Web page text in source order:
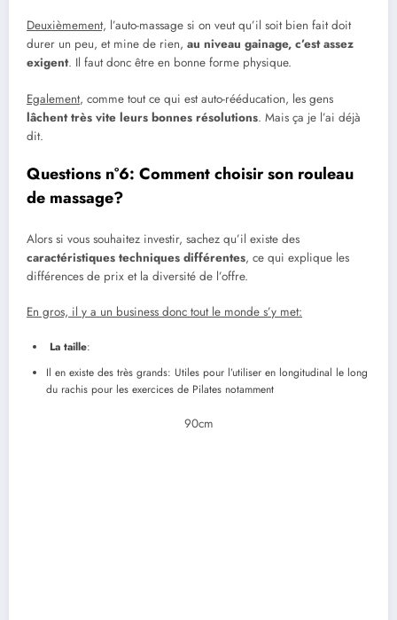
Deuxièmement, l’auto-massage si on veut qu’il soit bien fait doit
durer un peu, et mine de rien, au niveau gainage, c’est assez
exigent. Il faut donc être en bonne forme physique.
Egalement, comme tout ce qui est auto-rééducation, les gens
lâchent très vite leurs bonnes résolutions. Mais ça je l’ai déjà
dit.
Questions n°6: Comment choisir son rouleau
de massage?
Alors si vous souhaitez investir, sachez qu’il existe des
caractéristiques techniques différentes, ce qui explique les
différences de prix et la diversité de l’offre.
En gros, il y a un business donc tout le monde s’y met:
La taille:
Il en existe des très grands: Utiles pour l’utiliser en longitudinal le long
du rachis pour les exercices de Pilates notamment
90cm